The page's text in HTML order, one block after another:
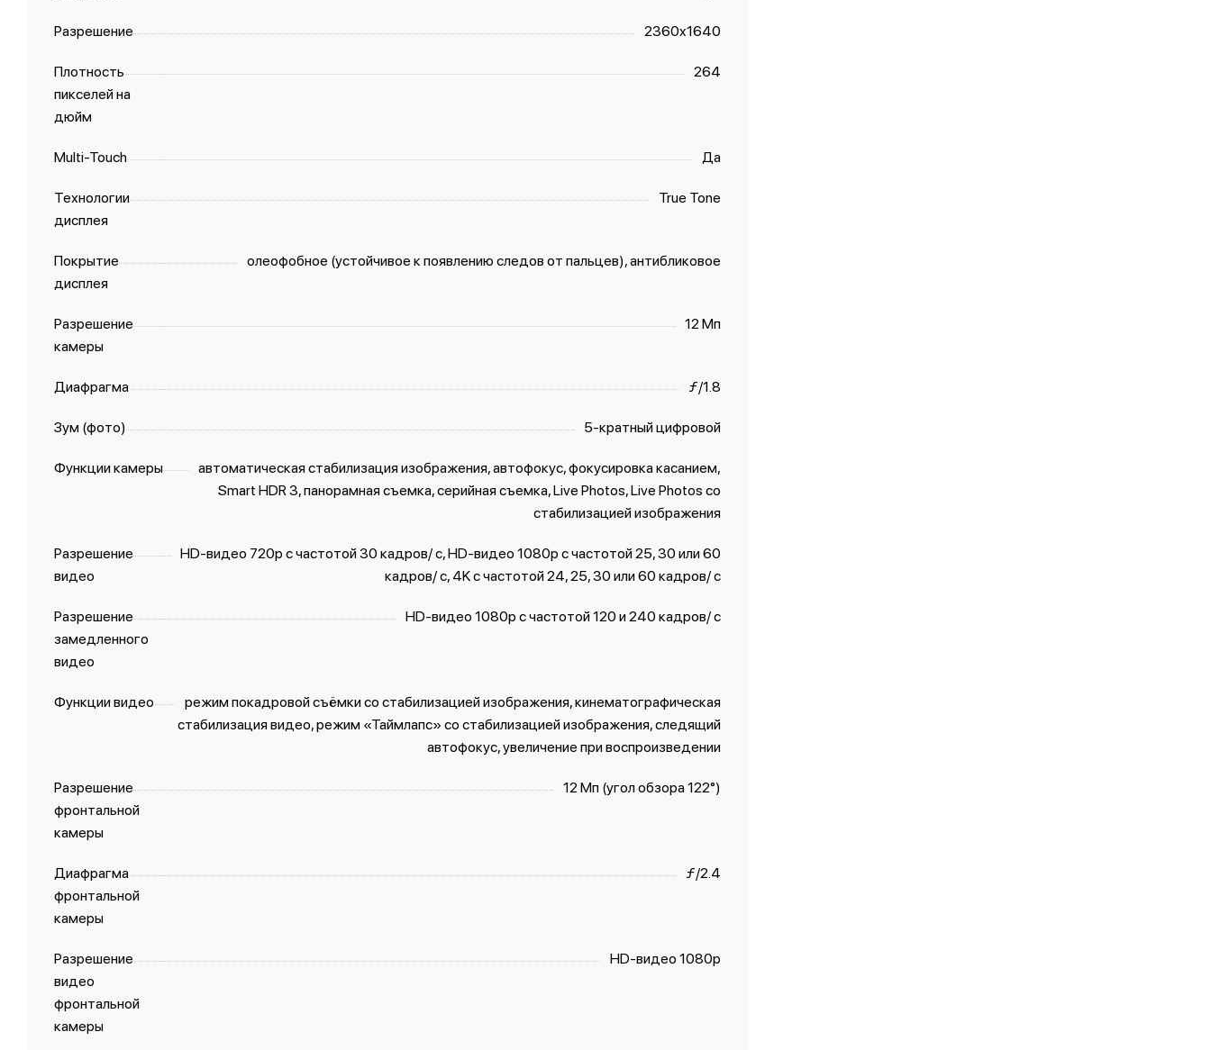
Разрешение 2360x1640
Плотность
пикселей на
дюйм
264
Multi-Touch Да
Технологии
дисплея
True Tone
Покрытие
дисплея
олеофобное (устойчивое к появлению следов от пальцев), антибликовое
Разрешение
камеры
12 Мп
Диафрагма ƒ/1.8
Зум (фото) 5-кратный цифровой
Функции камеры
автоматическая стабилизация изображения, автофокус, фокусировка касанием,
Smart HDR 3, панорамная съемка, серийная съемка, Live Photos, Live Photos со
стабили­зацией изображения
Разрешение
видео
HD-видео 720p с частотой 30 кадров/ с, HD-видео 1080p с частотой 25, 30 или 60
кадров/ с, 4K с частотой 24, 25, 30 или 60 кадров/ с
Разрешение
замедленного
видео
HD-видео 1080р с частотой 120 и 240 кадров/ с
Функции видео
режим покадровой съёмки со стабилизацией изображения, кинематографическая
стабилизация видео, режим «Таймлапс» со стабили­зацией изображения, следящий
автофокус, увеличение при воспроизведении
Разрешение
фронтальной
камеры
12 Мп (угол обзора 122°)
Диафрагма
фронтальной
камеры
ƒ/2.4
Разрешение
видео
фронтальной
камеры
HD-видео 1080p